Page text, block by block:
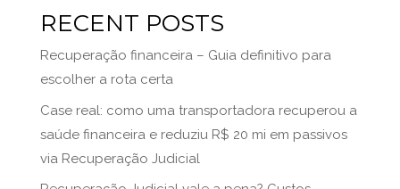
RECENT POSTS
Recuperação financeira – Guia definitivo para
escolher a rota certa
Case real: como uma transportadora recuperou a
saúde financeira e reduziu R$ 20 mi em passivos
via Recuperação Judicial